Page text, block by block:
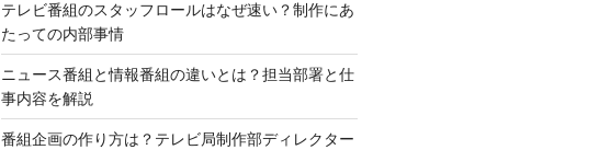
テレビ番組のスタッフロールはなぜ速い？制作にあ
たっての内部事情
ニュース番組と情報番組の違いとは？担当部署と仕
事内容を解説
番組企画の作り方は？テレビ局制作部ディレクター